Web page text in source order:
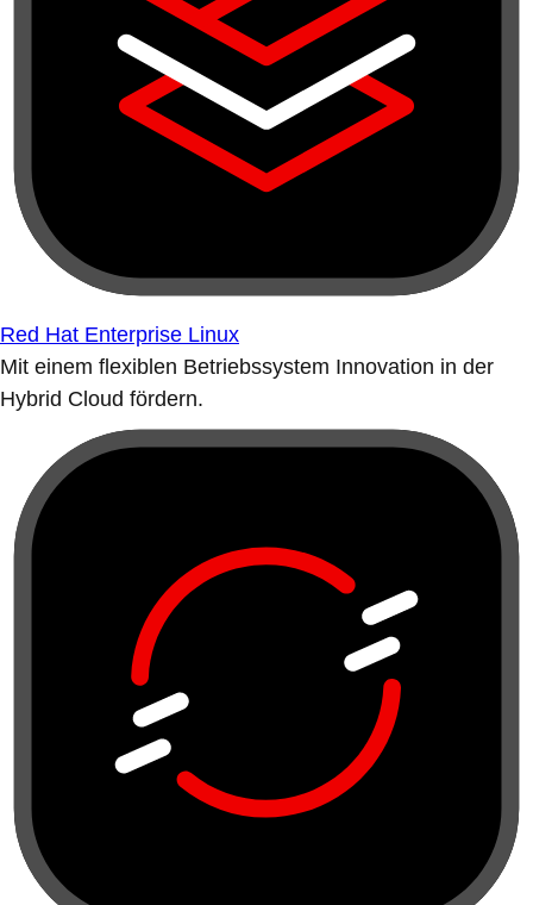
Red Hat Enterprise Linux
Mit einem flexiblen Betriebssystem Innovation in der
Hybrid Cloud fördern.